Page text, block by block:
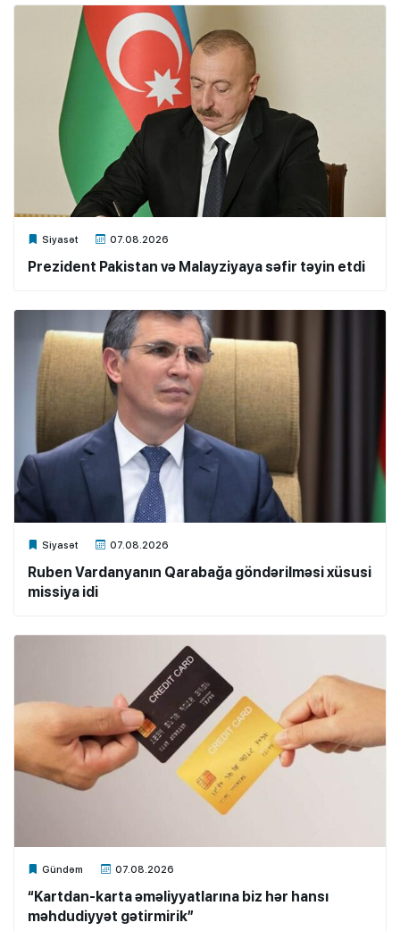
Siyasət 07.08.2026
Xalq.Online
Prezident Pakistan və Malayziyaya səfir təyin etdi
Siyasət 07.08.2026
Xalq.Online
Ruben Vardanyanın Qarabağa göndərilməsi xüsusi
missiya idi
Gündəm 07.08.2026
Xalq.Online
“Kartdan-karta əməliyyatlarına biz hər hansı
məhdudiyyət gətirmirik”